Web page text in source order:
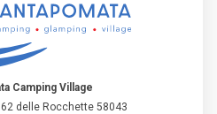
Camping Village
delle Rocchette 58043